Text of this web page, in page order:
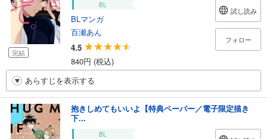
完結
BL
BLマンガ
百瀬あん
4.5
840円 (税込)
試し読み
フォロー
あらすじを表示する
抱きしめてもいいよ【特典ペーパー／電子限定描き
下...
BL